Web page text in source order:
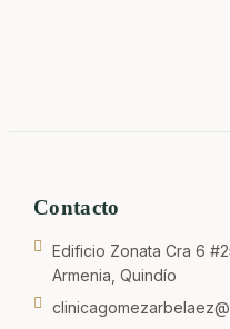
Contacto
Edificio Zonata Cra 6
Armenia, Quindío